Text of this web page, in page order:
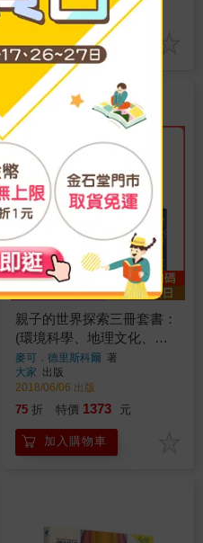
79 折 特價 514 元
加入購物車
親子的世界探索三冊套書：
(環境科學、地理文化、宇
宙天文啟蒙書)
麥可．德里斯科爾 著
大家 出版
2018/06/06 出版
75 折 特價 1373 元
加入購物車